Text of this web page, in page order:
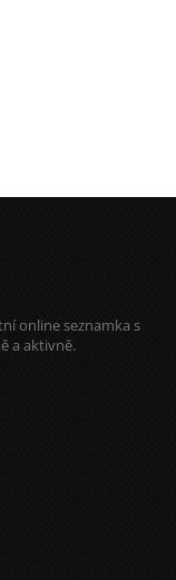
online seznamka s
a aktivně.